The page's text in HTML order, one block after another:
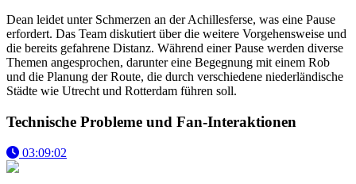
Dean leidet unter Schmerzen an der Achillesferse, was eine Pause
erfordert. Das Team diskutiert über die weitere Vorgehensweise und
die bereits gefahrene Distanz. Während einer Pause werden diverse
Themen angesprochen, darunter eine Begegnung mit einem Rob
und die Planung der Route, die durch verschiedene niederländische
Städte wie Utrecht und Rotterdam führen soll.
Technische Probleme und Fan-Interaktionen
03:09:02